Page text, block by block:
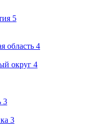
5
область 4
округ 4
3
3